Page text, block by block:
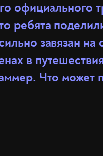
официального
ребята
завязан на
в
Что может